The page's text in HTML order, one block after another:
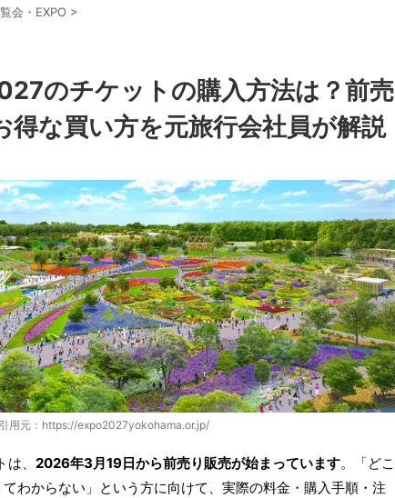
会・EXPO >
のチケットの購入方法は？前売
得な買い方を元旅行会社員が解説
引用元：https://expo2027yokohama.or.jp/
、 2026年3月19日から前売り販売が始まっています。「どこ
わからない」という方に向けて、実際の料金・購入手順・注